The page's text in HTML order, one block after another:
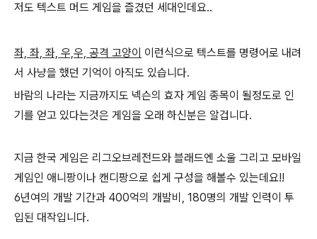
저도 텍스트 머드 게임을 즐겼던 세대인데요..
좌, 좌, 좌, 우,우, 공격 고양이 이런식으로 텍스트를 명령어로 내려
서 사냥을 했던 기억이 아직도 있습니다.
바람의 나라는 지금까지도 넥슨의 효자 게임 종목이 될정도로 인
기를 얻고 있다는것은 게임을 오래 하신분은 알겁니다.
지금 한국 게임은 리그오브레전드와 블래드엔 소울 그리고 모바일
게임인 애니팡이나 캔디팡으로 쉽게 구성을 해볼수 있는데요!!
6년여의 개발 기간과 400억의 개발비, 180명의 개발 인력이 투
입된 대작입니다.